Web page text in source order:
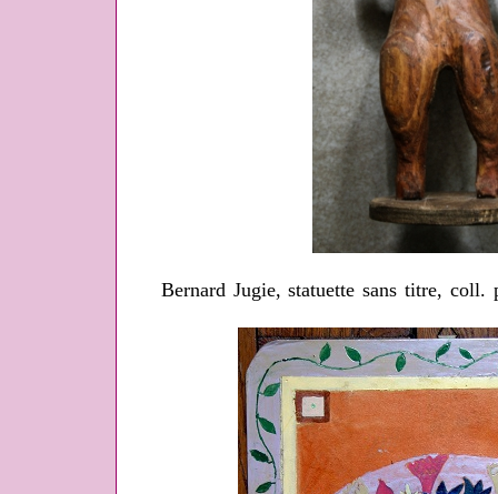
Bernard Jugie, statuette sans titre,